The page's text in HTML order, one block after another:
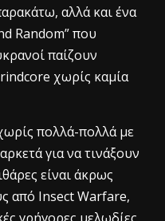
αλλά και ένα
Random” που
παίζουν
χωρίς καμία
πολλά-πολλά με
για να τινάξουν
είναι άκρως
από Insect Warfare,